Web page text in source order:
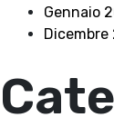
Gennaio
Dicembre